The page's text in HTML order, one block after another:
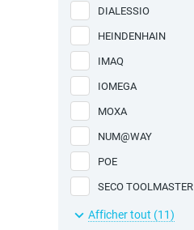
DIALESSIO
HEINDENHAIN
IMAQ
IOMEGA
MOXA
NUM@WAY
POE
SECO TOOLMASTER
SONY
Afficher tout (11)